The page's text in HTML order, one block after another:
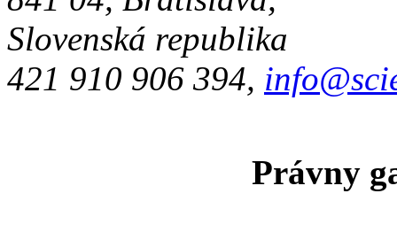
Slovenská republika
421 910 906 394,
Právny